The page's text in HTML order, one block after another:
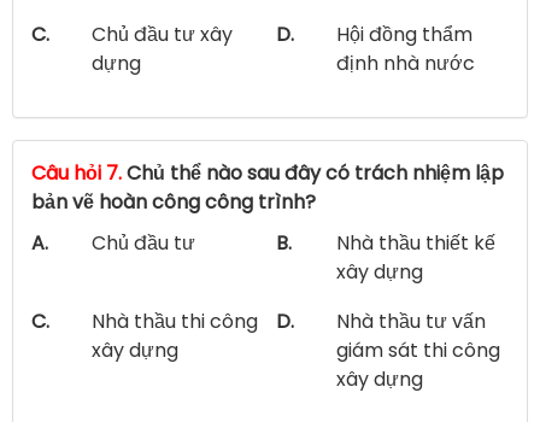
C.
Chủ đầu tư xây
dựng
D.
Hội đồng thẩm
định nhà nước
Câu hỏi 7.Chủ thể nào sau đây có trách nhiệm lập
bản vẽ hoàn công công trình?
A.
Chủ đầu tư B.
Nhà thầu thiết kế
xây dựng
C.
Nhà thầu thi công
xây dựng
D.
Nhà thầu tư vấn
giám sát thi công
xây dựng